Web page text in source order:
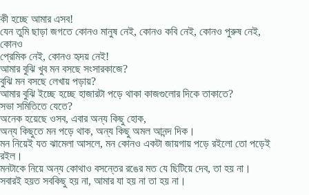
কী হচ্ছে আমার এসব!
যেন তুমি ছাড়া জগতে কোনও মানুষ নেই, কোনও কবি নেই, কোনও পুরুষ নেই,
কোনও
প্রেমিক নেই, কোনও হৃদয় নেই!
আমার বুঝি খুব মন বসছে সংসারকাজে?
বুঝি মন বসছে লেখায় পড়ায়?
আমার বুঝি ইচ্ছে হচ্ছে হাজারটা পড়ে থাকা কাজগুলোর দিকে তাকাতে?
সভা সমিতিতে যেতে?
অনেক হয়েছে ওসব, এবার অন্য কিছু হোক,
অন্য কিছুতে মন পড়ে থাক, অন্য কিছু অমল আনন্দ দিক।
মন নিয়েই যত ঝামেলা আসলে, মন কোনও একটা জায়গায় পড়ে রইলো তো পড়েই
রইল।
মনটাকে নিয়ে অন্য কোথাও বসন্তের রঙের মত যে ছিটিয়ে দেব, তা হয় না।
সবারই হয়ত সবকিছু হয় না, আমার যা হয় না তা হয় না।